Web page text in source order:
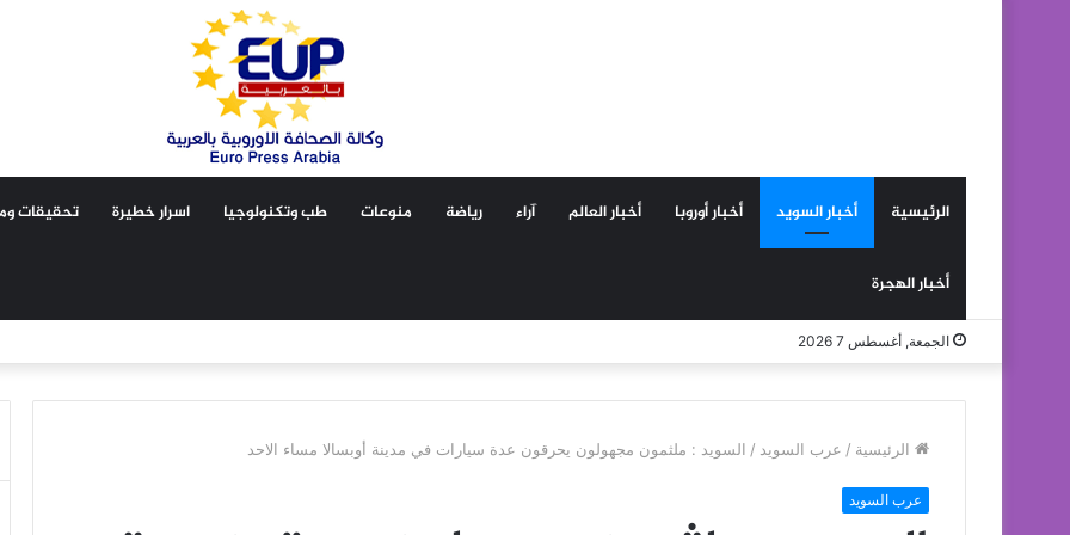
الرئيسية أخبار السويد أخبار أوروبا أخبار العالم آراء رياضة منوعات طب وتكنولوجيا اسرار خطيرة تحقيقات
أخبار الهجرة
الجمعة, أغسطس 7 2026
الرئيسية / عرب السويد / السويد : ملثمون مجهولون يحرقون عدة سيارات في مدينة أوبسالا مساء الاحد
عرب السويد